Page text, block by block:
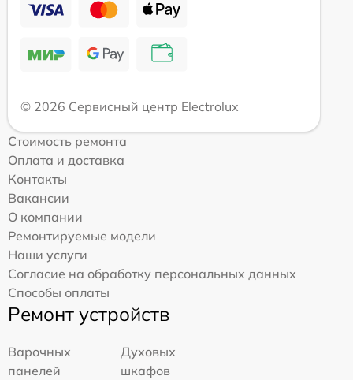
© 2026 Сервисный центр Electrolux
Стоимость ремонта
Оплата и доставка
Контакты
Вакансии
О компании
Ремонтируемые модели
Наши услуги
Согласие на обработку персональных данных
Способы оплаты
Ремонт устройств
Варочных
панелей
Духовых
шкафов